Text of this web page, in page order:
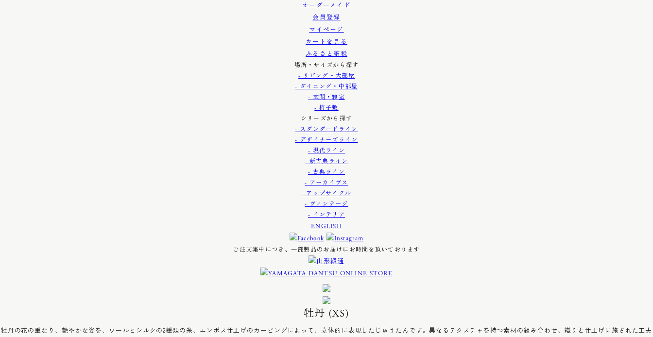
オーダーメイド
会員登録
マイページ
カートを見る
ふるさと納税
場所・サイズから探す
- リビング・大部屋
- ダイニング・中部屋
- 玄関・寝室
- 椅子敷
シリーズから探す
- スダンダードライン
- デザイナーズライン
- 現代ライン
- 新古典ライン
- 古典ライン
- アーカイヴス
- アップサイクル
- ヴィンテージ
- インテリア
ENGLISH
ご注文集中につき、一部製品のお届けにお時間を頂いております
牡丹 (XS)
牡丹の花の重なり、艶やかな姿を、ウールとシルクの2種類の糸、エンボス仕上げのカービングによって、立体的に表現したじゅうたんです。異なるテクスチャを持つ素材の組み合わせ、織りと仕上げに施された工夫